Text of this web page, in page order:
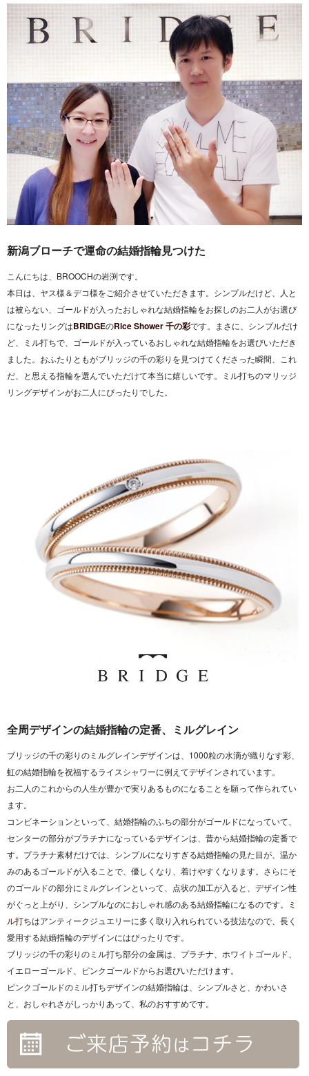
新潟ブローチで運命の結婚指輪見つけた
こんにちは、BROOCHの岩渕です。
本日は、ヤス様＆デコ様をご紹介させていただきます。シンプルだけど、人と
は被らない、ゴールドが入ったおしゃれな結婚指輪をお探しのお二人がお選び
になったリングはBRIDGEのRice Shower 千の彩です。まさに、シンプルだけ
ど、ミル打ちで、ゴールドが入っているおしゃれな結婚指輪をお選びいただき
ました。おふたりともがブリッジの千の彩りを見つけてくださった瞬間、これ
だ、と思える指輪を選んでいただけて本当に嬉しいです。ミル打ちのマリッジ
リングデザインがお二人にぴったりでした。
全周デザインの結婚指輪の定番、ミルグレイン
ブリッジの千の彩りのミルグレインデザインは、1000粒の水滴が織りなす彩、
虹の結婚指輪を祝福するライスシャワーに例えてデザインされています。
お二人のこれからの人生が豊かで実りあるものになることを願って作られてい
ます。
コンビネーションといって、結婚指輪のふちの部分がゴールドになっていて、
センターの部分がプラチナになっているデザインは、昔から結婚指輪の定番で
す。プラチナ素材だけでは、シンプルになりすぎる結婚指輪の見た目が、温か
みのあるゴールドが入ることで、優しくなり、着けやすくなります。さらにそ
のゴールドの部分にミルグレインといって、点状の加工が入ると、デザイン性
がぐっと上がり、シンプルなのにおしゃれ感のある結婚指輪になるのです。
ミ
ル打ちはアンティークジュエリーに多く取り入れられている技法なので、長く
愛用する結婚指輪のデザインにはぴったりです。
ブリッジの千の彩りのミル打ち部分の金属は、プラチナ、ホワイトゴールド、
イエローゴールド、ピンクゴールドからお選びいただけます。
ピンクゴールドのミル打ちデザインの結婚指輪は、シンプルさと、かわいさ
と、おしゃれさがしっかりあって、私のおすすめです。